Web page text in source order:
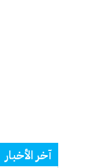
آخر الأخبار